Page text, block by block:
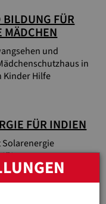
FÜR
MÄDCHEN
und
in
Kinder Hilfe
FÜR INDIEN